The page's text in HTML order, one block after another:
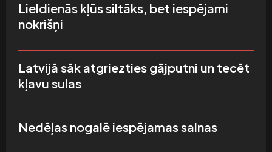
Lieldienās kļūs siltāks, bet iespējami
nokrišņi
Latvijā sāk atgriezties gājputni un tecēt
kļavu sulas
Nedēļas nogalē iespējamas salnas